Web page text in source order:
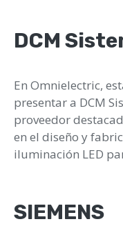
DCM
En Omnielectric,
presentar a DCM
proveedor
en el diseño y
iluminación LED
SIEMENS